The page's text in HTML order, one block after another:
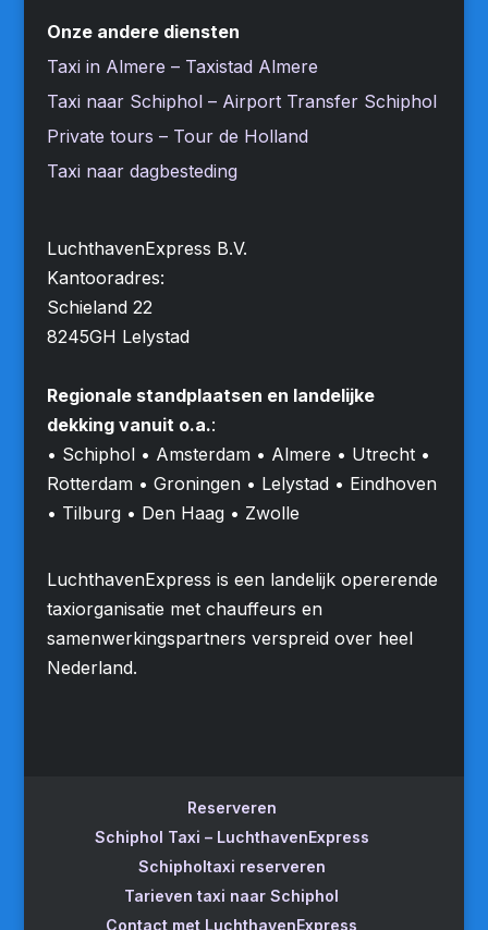
Onze andere diensten
Taxi in Almere – Taxistad Almere
Taxi naar Schiphol – Airport Transfer Schiphol
Private tours – Tour de Holland
Taxi naar dagbesteding
LuchthavenExpress B.V.
Kantooradres:
Schieland 22
8245GH Lelystad
Regionale standplaatsen en landelijke
dekking vanuit o.a.:
• Schiphol • Amsterdam • Almere • Utrecht •
Rotterdam • Groningen • Lelystad • Eindhoven
• Tilburg • Den Haag • Zwolle
LuchthavenExpress is een landelijk opererende
taxiorganisatie met chauffeurs en
samenwerkingspartners verspreid over heel
Nederland.
Reserveren
Schiphol Taxi – LuchthavenExpress
Schipholtaxi reserveren
Tarieven taxi naar Schiphol
Contact met LuchthavenExpress